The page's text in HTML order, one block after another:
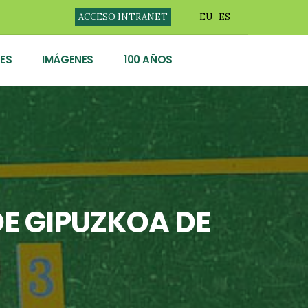
ACCESO INTRANET EU ES
IMÁGENES 100 AÑOS
GIPUZKOA DE